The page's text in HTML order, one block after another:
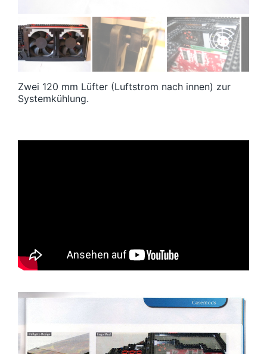
Zwei 120 mm Lüfter (Luftstrom nach innen) zur
Systemkühlung.